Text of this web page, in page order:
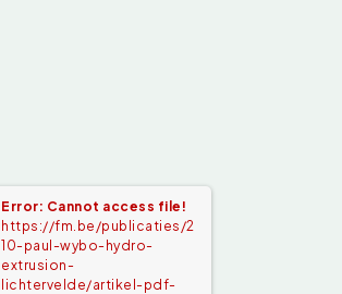
Error: Cannot access file!
https://fm.be/publicaties/2
10-paul-wybo-hydro-
extrusion-
lichtervelde/artikel-pdf-